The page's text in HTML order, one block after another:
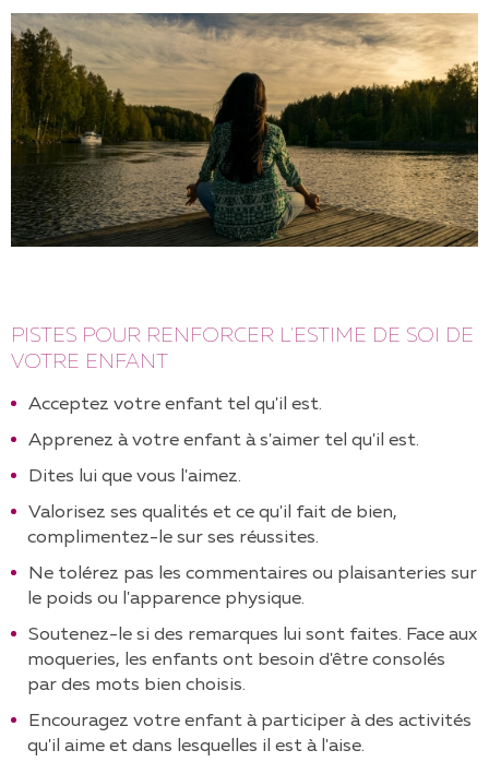
PISTES POUR RENFORCER L'ESTIME DE SOI DE
VOTRE ENFANT
Acceptez votre enfant tel qu'il est.
Apprenez à votre enfant à s'aimer tel qu'il est.
Dites lui que vous l'aimez.
Valorisez ses qualités et ce qu'il fait de bien,
complimentez-le sur ses réussites.
Ne tolérez pas les commentaires ou plaisanteries sur
le poids ou l'apparence physique.
Soutenez-le si des remarques lui sont faites. Face aux
moqueries, les enfants ont besoin d'être consolés
par des mots bien choisis.
Encouragez votre enfant à participer à des activités
qu'il aime et dans lesquelles il est à l'aise.